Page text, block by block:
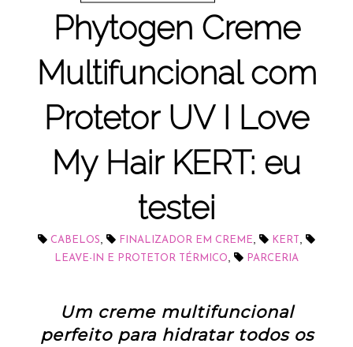
Phytogen Creme
Multifuncional com
Protetor UV I Love
My Hair KERT: eu
testei
CABELOS, FINALIZADOR EM CREME, KERT ,
LEAVE-IN E PROTETOR TÉRMICO, PARCERIA
Um creme multifuncional
perfeito para hidratar todos os